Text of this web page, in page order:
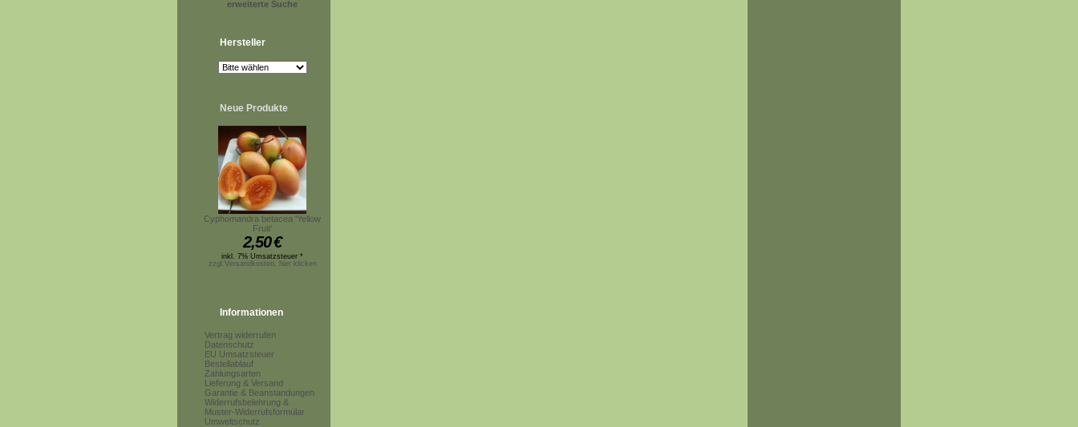
erweiterte Suche
Hersteller
Neue Produkte
Cyphomandra betacea 'Yellow
Fruit'
2,50€
inkl. 7% Umsatzsteuer *
zzgl.Versandkosten, hier klicken
Informationen
Vertrag widerrufen
Datenschutz
EU Umsatzsteuer
Bestellablauf
Zahlungsarten
Lieferung & Versand
Garantie & Beanstandungen
Widerrufsbelehrung &
Muster-Widerrufsformular
Umweltschutz